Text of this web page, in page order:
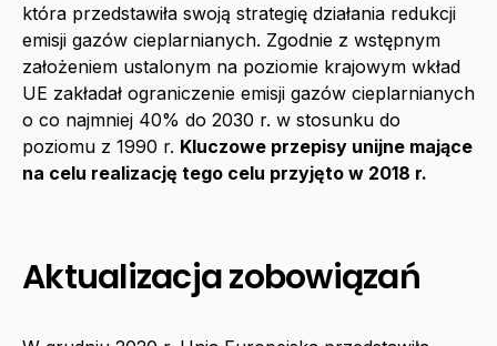
która przedstawiła swoją strategię działania redukcji
emisji gazów cieplarnianych. Zgodnie z wstępnym
założeniem ustalonym na poziomie krajowym wkład
UE zakładał ograniczenie emisji gazów cieplarnianych
o co najmniej 40% do 2030 r. w stosunku do
poziomu z 1990 r. Kluczowe przepisy unijne mające
na celu realizację tego celu przyjęto w 2018 r.
Aktualizacja zobowiązań